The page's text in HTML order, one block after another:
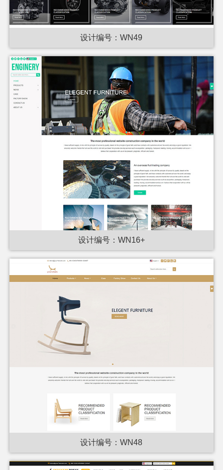
设计编号：WN49
设计编号：WN16+
设计编号：WN48